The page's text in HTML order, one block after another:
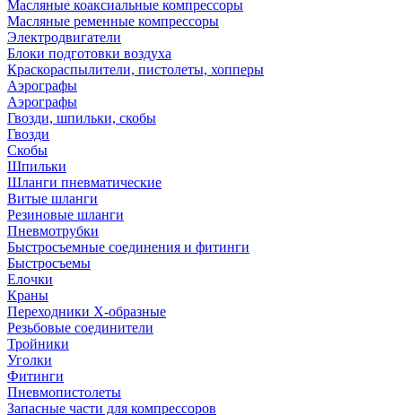
Масляные коаксиальные компрессоры
Масляные ременные компрессоры
Электродвигатели
Блоки подготовки воздуха
Краскораспылители, пистолеты, хопперы
Аэрографы
Аэрографы
Гвозди, шпильки, скобы
Гвозди
Скобы
Шпильки
Шланги пневматические
Витые шланги
Резиновые шланги
Пневмотрубки
Быстросъемные соединения и фитинги
Быстросъемы
Елочки
Краны
Переходники Х-образные
Резьбовые соединители
Тройники
Уголки
Фитинги
Пневмопистолеты
Запасные части для компрессоров